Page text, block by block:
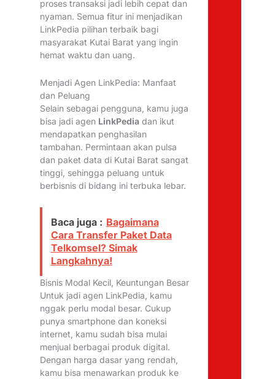
proses transaksi jadi lebih cepat dan
nyaman. Semua fitur ini menjadikan
LinkPedia pilihan terbaik bagi
masyarakat Kutai Barat yang ingin
hemat waktu dan uang.
Menjadi Agen LinkPedia: Manfaat
dan Peluang
Selain sebagai pengguna, kamu juga
bisa jadi agen LinkPediadan ikut
mendapatkan penghasilan
tambahan. Permintaan akan pulsa
dan paket data di Kutai Barat sangat
tinggi, sehingga peluang untuk
berbisnis di bidang ini terbuka lebar.
Baca juga : Bagaimana
Cara Transfer Paket Data
Telkomsel? Simak
Langkahnya!
Bisnis Modal Kecil, Keuntungan Besar
Untuk jadi agen LinkPedia, kamu
nggak perlu modal besar. Cukup
punya smartphone dan koneksi
internet, kamu sudah bisa mulai
menjual berbagai produk digital.
Dengan harga dasar yang rendah,
kamu bisa menawarkan produk ke